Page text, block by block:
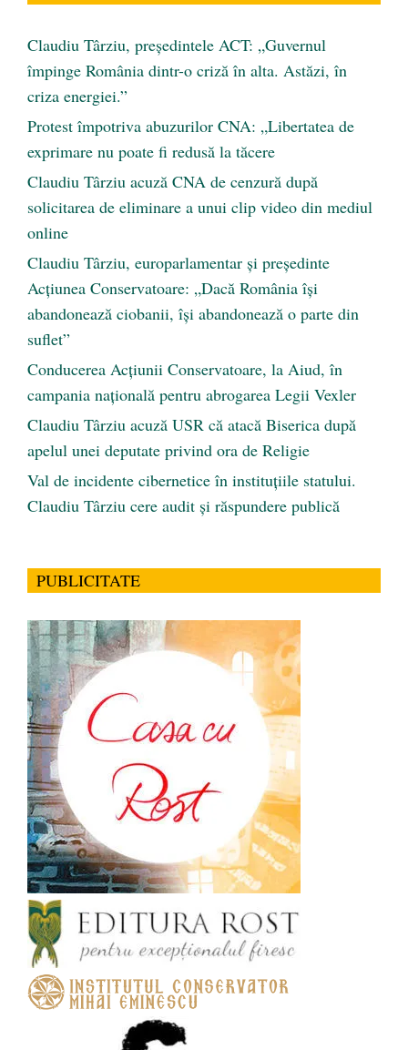
Claudiu Târziu, președintele ACT: „Guvernul
împinge România dintr-o criză în alta. Astăzi, în
criza energiei.”
Protest împotriva abuzurilor CNA: „Libertatea de
exprimare nu poate fi redusă la tăcere
Claudiu Târziu acuză CNA de cenzură după
solicitarea de eliminare a unui clip video din mediul
online
Claudiu Târziu, europarlamentar și președinte
Acțiunea Conservatoare: „Dacă România își
abandonează ciobanii, își abandonează o parte din
suflet”
Conducerea Acțiunii Conservatoare, la Aiud, în
campania națională pentru abrogarea Legii Vexler
Claudiu Târziu acuză USR că atacă Biserica după
apelul unei deputate privind ora de Religie
Val de incidente cibernetice în instituțiile statului.
Claudiu Târziu cere audit și răspundere publică
PUBLICITATE